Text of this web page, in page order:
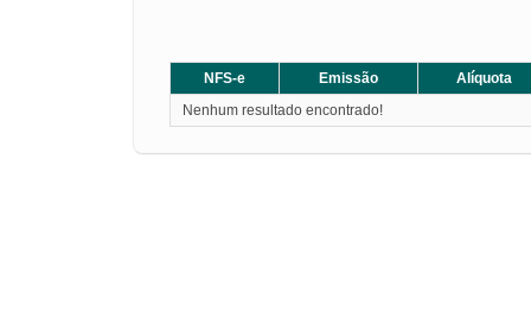
NFS-e Emissão Alíquota
Nenhum resultado encontrado!